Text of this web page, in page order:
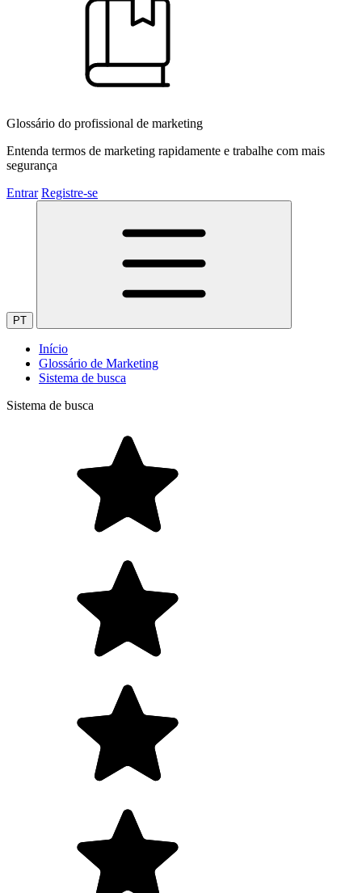
Glossário do profissional de marketing
Entenda termos de marketing rapidamente e trabalhe com mais
segurança
Entrar Registre-se
PT
Início
Glossário de Marketing
Sistema de busca
Sistema de busca